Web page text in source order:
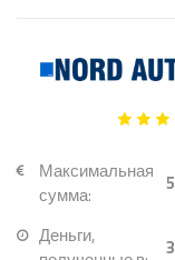
Максимальная
сумма:
Деньги,